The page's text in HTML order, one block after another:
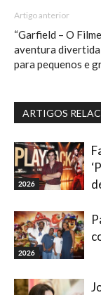
Artigo anterior
“Garfield – O
aventura divertida
para pequenos e
ARTIGOS
2026
2026